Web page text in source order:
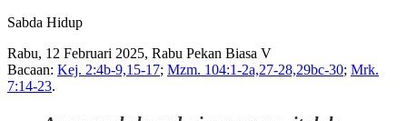
Sabda Hidup
Rabu, 12 Februari 2025, Rabu Pekan Biasa V
Bacaan: Kej. 2:4b-9,15-17; Mzm. 104:1-2a,27-28,29bc-30; Mrk.
7:14-23.